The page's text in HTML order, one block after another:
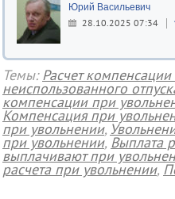
Юрий Васильевич
28.10.2025 07:34
Темы:Расчет
неиспользованного
компенсации при
Компенсация при
при увольнении,
при увольнении, Выплата
выплачивают при
расчета при увольнении,